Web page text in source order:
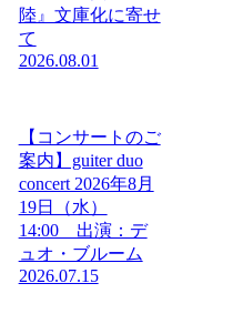
陸』文庫化に寄せ
て
2026.08.01
【コンサートのご
案内】guiter duo
concert 2026年8月
19日（水）
14:00 出演：デ
ュオ・ブルーム
2026.07.15